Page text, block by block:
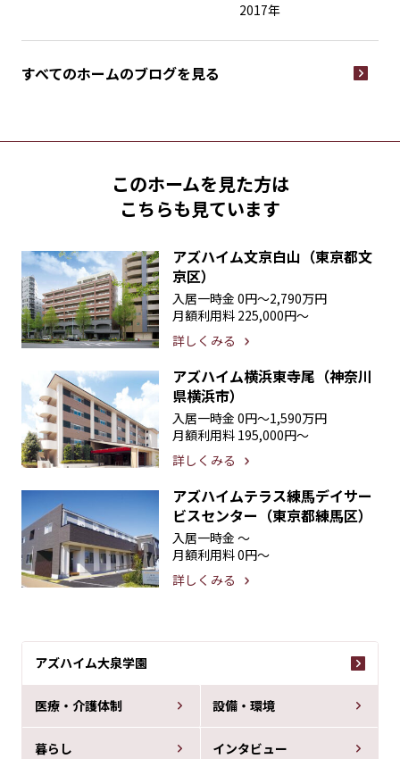
アズハイム大泉学園
医療・介護体制 設備・環境
暮らし インタビュー
2017年
すべてのホームのブログを見る
このホームを見た方は
こちらも見ています
アズハイム文京白山（東京都文
京区）
入居一時金 0円〜2,790万円
月額利用料 225,000円〜
詳しくみる
アズハイム横浜東寺尾（神奈川
県横浜市）
入居一時金 0円〜1,590万円
月額利用料 195,000円〜
詳しくみる
アズハイムテラス練馬デイサー
ビスセンター（東京都練馬区）
入居一時金 〜
月額利用料0円〜
詳しくみる